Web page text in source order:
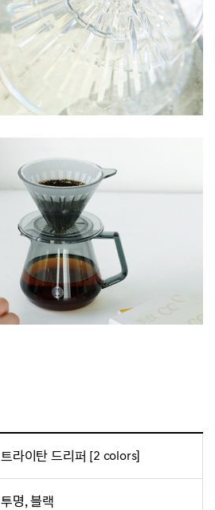
트라이탄 드리퍼 [2 colors]
투명, 블랙